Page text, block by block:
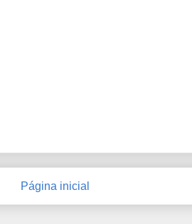
Página inicial